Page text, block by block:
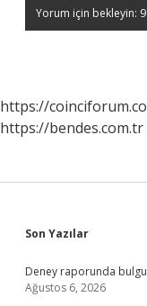
https://
https://bendes.com.tr
Sidebar
Son Yazılar
Deney raporunda
Ağustos 6, 2026